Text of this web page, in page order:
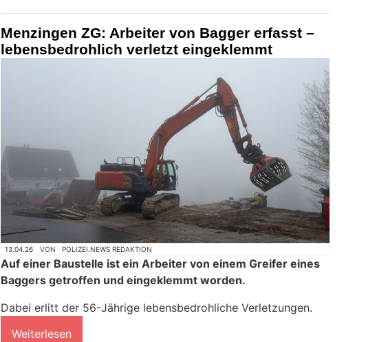
Menzingen ZG: Arbeiter von Bagger erfasst –
lebensbedrohlich verletzt eingeklemmt
13.04.26 VON POLIZEI.NEWS REDAKTION
Auf einer Baustelle ist ein Arbeiter von einem Greifer eines
Baggers getroffen und eingeklemmt worden.
Dabei erlitt der 56-Jährige lebensbedrohliche Verletzungen.
Weiterlesen